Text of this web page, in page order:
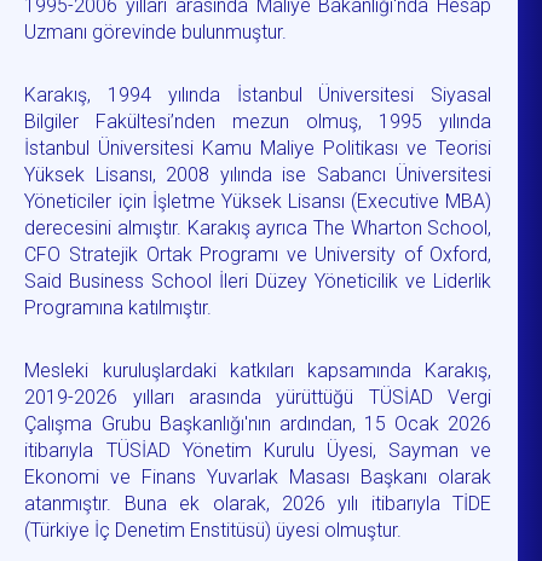
1995-2006 yılları arasında Maliye Bakanlığı'nda Hesap
Uzmanı görevinde bulunmuştur.
Karakış, 1994 yılında İstanbul Üniversitesi Siyasal
Bilgiler Fakültesi’nden mezun olmuş, 1995 yılında
İstanbul Üniversitesi Kamu Maliye Politikası ve Teorisi
Yüksek Lisansı, 2008 yılında ise Sabancı Üniversitesi
Yöneticiler için İşletme Yüksek Lisansı (Executive MBA)
derecesini almıştır. Karakış ayrıca The Wharton School,
CFO Stratejik Ortak Programı ve University of Oxford,
Said Business School İleri Düzey Yöneticilik ve Liderlik
Programına katılmıştır.
Mesleki kuruluşlardaki katkıları kapsamında Karakış,
2019-2026 yılları arasında yürüttüğü TÜSİAD Vergi
Çalışma Grubu Başkanlığı'nın ardından, 15 Ocak 2026
itibarıyla TÜSİAD Yönetim Kurulu Üyesi, Sayman ve
Ekonomi ve Finans Yuvarlak Masası Başkanı olarak
atanmıştır. Buna ek olarak, 2026 yılı itibarıyla TİDE
(Türkiye İç Denetim Enstitüsü) üyesi olmuştur.